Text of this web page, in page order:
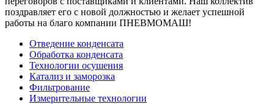
поздравляет его с новой должностью и желает успешной
работы на благо компании ПНЕВМОМАШ!
Отведение конденсата
Обработка конденсата
Технологии осушения
Катализ и заморозка
Фильтрование
Измерительные технологии